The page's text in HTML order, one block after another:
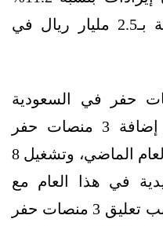
إلى 2.77 مليار ريال مقارنة بـ2.5 مليار ريال في
حفر في السعودية
الزيادة في الإيرادات إلى إضافة 3 منصات حفر
بحرية في الربع الثالث من العام الماضي، وتشغيل 8
في هذا العام مع
انخفاض الإيرادات جزئيًا بسبب تعليق 3 منصات حفر